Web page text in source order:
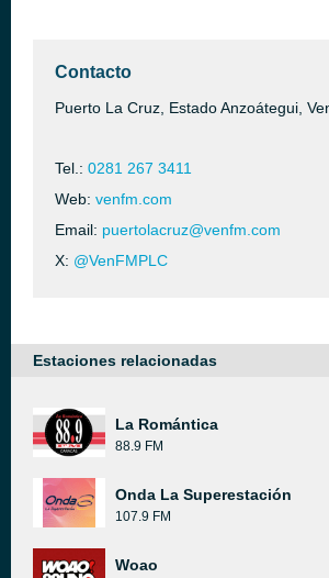
Contacto
Puerto La Cruz, Estado Anzoátegui,
Tel.: 0281 267 3411
Web: venfm.com
Email: puertolacruz@venfm.com
X: @VenFMPLC
Estaciones relacionadas
La Romántica
88.9 FM
Onda La Superestación
107.9 FM
Woao